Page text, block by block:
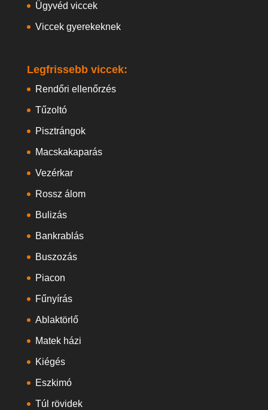
Ügyvéd viccek
Viccek gyerekeknek
Legfrissebb viccek:
Rendőri ellenőrzés
Tűzoltó
Pisztrángok
Macskakaparás
Vezérkar
Rossz álom
Bulizás
Bankrablás
Buszozás
Piacon
Fűnyírás
Ablaktörlő
Matek házi
Kiégés
Eszkimó
Túl rövidek